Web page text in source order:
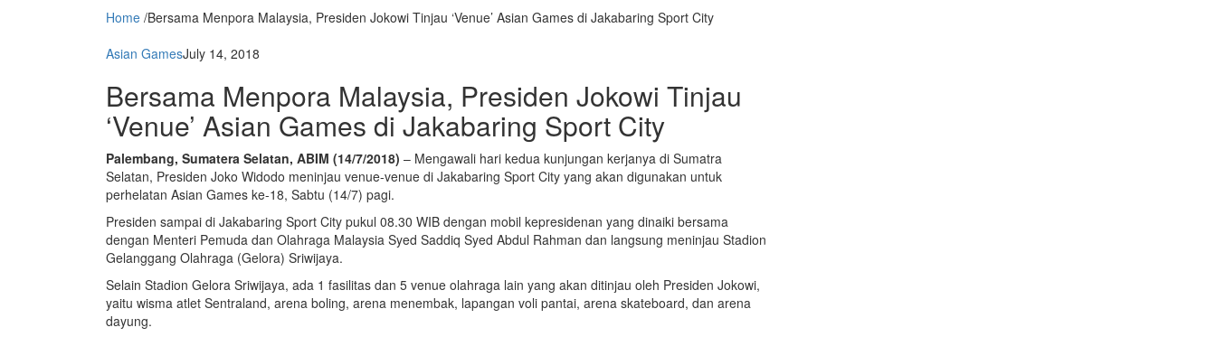
Home /Bersama Menpora Malaysia, Presiden Jokowi Tinjau ‘Venue’ Asian Games di Jakabaring Sport City
Asian GamesJuly 14, 2018
Bersama Menpora Malaysia, Presiden Jokowi Tinjau
‘Venue’ Asian Games di Jakabaring Sport City
Palembang, Sumatera Selatan, ABIM (14/7/2018) – Mengawali hari kedua kunjungan kerjanya di Sumatra
Selatan, Presiden Joko Widodo meninjau venue-venue di Jakabaring Sport City yang akan digunakan untuk
perhelatan Asian Games ke-18, Sabtu (14/7) pagi.
Presiden sampai di Jakabaring Sport City pukul 08.30 WIB dengan mobil kepresidenan yang dinaiki bersama
dengan Menteri Pemuda dan Olahraga Malaysia Syed Saddiq Syed Abdul Rahman dan langsung meninjau Stadion
Gelanggang Olahraga (Gelora) Sriwijaya.
Selain Stadion Gelora Sriwijaya, ada 1 fasilitas dan 5 venue olahraga lain yang akan ditinjau oleh Presiden Jokowi,
yaitu wisma atlet Sentraland, arena boling, arena menembak, lapangan voli pantai, arena skateboard, dan arena
dayung.